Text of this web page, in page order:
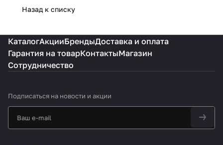
Назад к списку
КаталогАкцииБрендыДоставка и оплата
Гарантия на товарКонтактыМагазин
Сотрудничество
Подписаться на новости и акции